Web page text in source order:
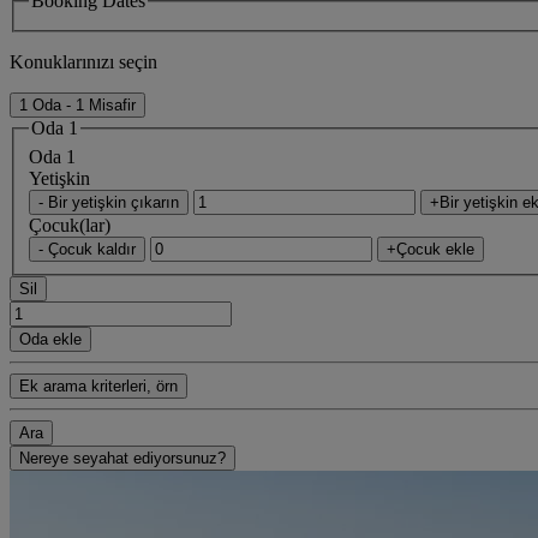
Konuklarınızı seçin
1 Oda - 1 Misafir
Oda 1
Oda 1
Yetişkin
- Bir yetişkin çıkarın +Bir yetişkin
Çocuk(lar)
- Çocuk kaldır +Çocuk ekle
Sil
Oda ekle
Ek arama kriterleri, örn
Ara
Nereye seyahat ediyorsunuz?